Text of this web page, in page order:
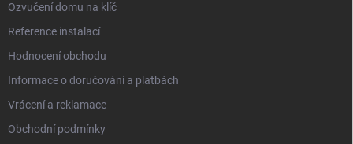
Ozvučení domu na klíč
Reference instalací
Hodnocení obchodu
Informace o doručování a platbách
Vrácení a reklamace
Obchodní podmínky